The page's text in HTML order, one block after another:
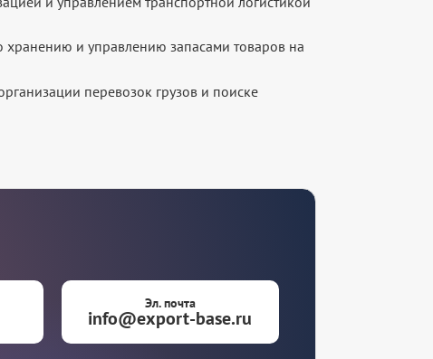
и управлению запасами товаров на
перевозок грузов и поиске
Эл. почта
info@export-base.ru